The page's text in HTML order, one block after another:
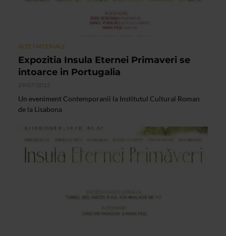
ALTE MATERIALE
Expozitia Insula Eternei Primaveri se
intoarce in Portugalia
29/07/2015
Un eveniment Contemporanii la Institutul Cultural Roman
de la Lisabona